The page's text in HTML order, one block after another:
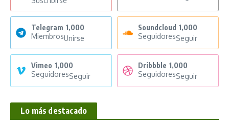
Telegram 1,000
MiembrosUnirse
Soundcloud 1,000
SeguidoresSeguir
Vimeo 1,000
SeguidoresSeguir
Dribbble 1,000
SeguidoresSeguir
Lo más destacado